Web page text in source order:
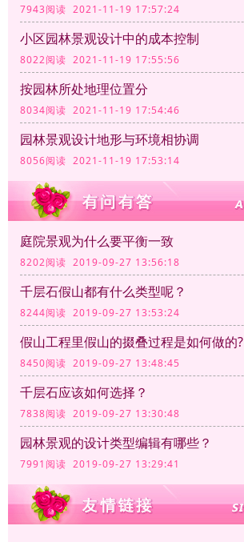
7943阅读 2021-11-19 17:57:24
小区园林景观设计中的成本控制
8022阅读 2021-11-19 17:55:56
按园林所处地理位置分
8034阅读 2021-11-19 17:54:46
园林景观设计地形与环境相协调
8056阅读 2021-11-19 17:53:14
庭院景观为什么要平衡一致
8202阅读 2019-09-27 13:56:18
千层石假山都有什么类型呢？
8244阅读 2019-09-27 13:53:24
假山工程里假山的掇叠过程是如何做的?
8450阅读 2019-09-27 13:48:45
千层石应该如何选择？
7838阅读 2019-09-27 13:30:48
园林景观的设计类型编辑有哪些？
7991阅读 2019-09-27 13:29:41